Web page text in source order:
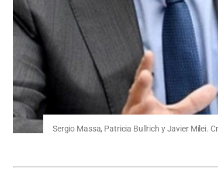
Sergio Massa, Patricia Bullrich y Javier Milei.